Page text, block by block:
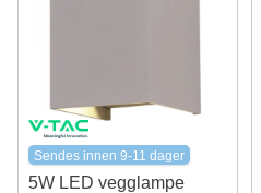
Sendes innen 9-11 dager
5W LED vegglampe